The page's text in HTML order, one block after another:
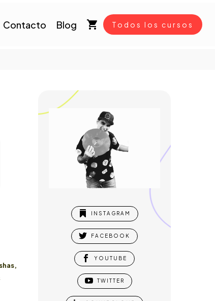
Contacto Blog Todos los cursos
 INSTAGRAM
 FACEBOOK
 YOUTUBE
 TWITTER